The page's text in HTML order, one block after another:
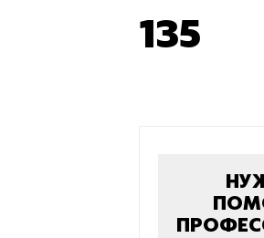
135